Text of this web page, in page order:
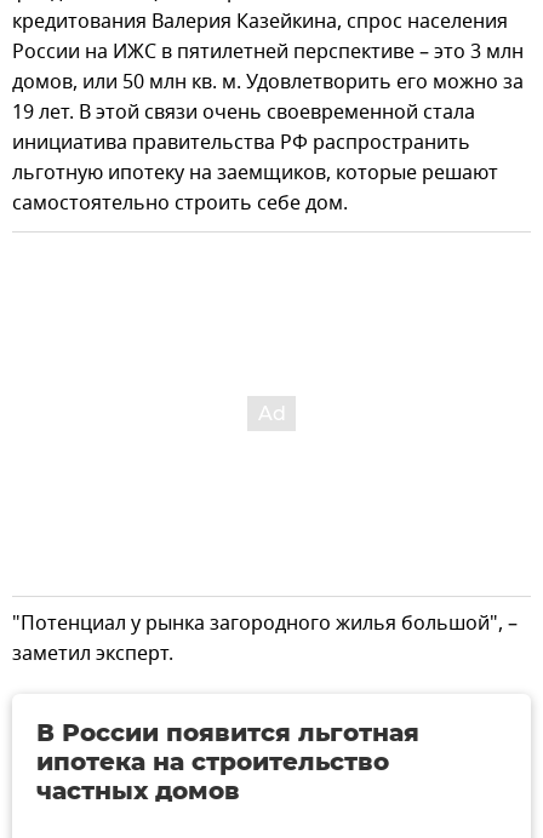
кредитования Валерия Казейкина, спрос населения
России на ИЖС в пятилетней перспективе – это 3 млн
домов, или 50 млн кв. м. Удовлетворить его можно за
19 лет. В этой связи очень своевременной стала
инициатива правительства РФ распространить
льготную ипотеку на заемщиков, которые решают
самостоятельно строить себе дом.
"Потенциал у рынка загородного жилья большой", –
заметил эксперт.
В России появится льготная
ипотека на строительство
частных домов